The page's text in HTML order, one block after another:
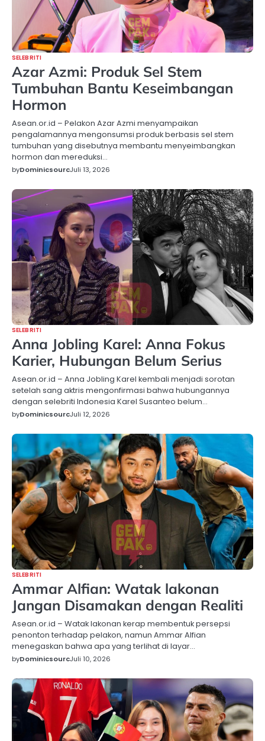
SELEBRITI
Azar Azmi: Produk Sel Stem
Tumbuhan Bantu Keseimbangan
Hormon
Asean.or.id – Pelakon Azar Azmi menyampaikan
pengalamannya mengonsumsi produk berbasis sel stem
tumbuhan yang disebutnya membantu menyeimbangkan
hormon dan mereduksi…
byDominicsourcJuli 13, 2026
SELEBRITI
Anna Jobling Karel: Anna Fokus
Karier, Hubungan Belum Serius
Asean.or.id – Anna Jobling Karel kembali menjadi sorotan
setelah sang aktris mengonfirmasi bahwa hubungannya
dengan selebriti Indonesia Karel Susanteo belum…
byDominicsourcJuli 12, 2026
SELEBRITI
Ammar Alfian: Watak lakonan
Jangan Disamakan dengan Realiti
Asean.or.id – Watak lakonan kerap membentuk persepsi
penonton terhadap pelakon, namun Ammar Alfian
menegaskan bahwa apa yang terlihat di layar…
byDominicsourcJuli 10, 2026